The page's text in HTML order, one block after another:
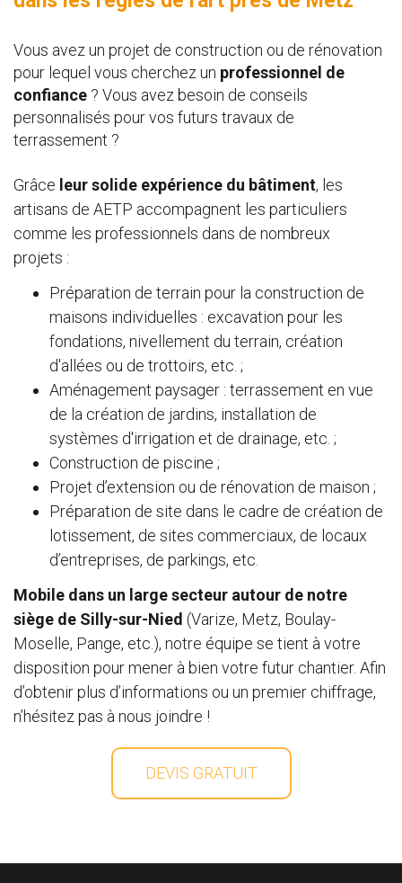
Vous avez un projet de construction ou de rénovation
pour lequel vous cherchez un professionnel de
confiance ? Vous avez besoin de conseils
personnalisés pour vos futurs travaux de
terrassement ?
Grâce leur solide expérience du bâtiment, les
artisans de AETP accompagnent les particuliers
comme les professionnels dans de nombreux
projets :
Préparation de terrain pour la construction de
maisons individuelles : excavation pour les
fondations, nivellement du terrain, création
d'allées ou de trottoirs, etc. ;
Aménagement paysager : terrassement en vue
de la création de jardins, installation de
systèmes d'irrigation et de drainage, etc. ;
Construction de piscine ;
Projet d’extension ou de rénovation de maison ;
Préparation de site dans le cadre de création de
lotissement, de sites commerciaux, de locaux
d’entreprises, de parkings, etc.
Mobile dans un large secteur autour de notre
siège de Silly-sur-Nied (Varize, Metz, Boulay-
Moselle, Pange, etc.), notre équipe se tient à votre
disposition pour mener à bien votre futur chantier. Afin
d’obtenir plus d’informations ou un premier chiffrage,
n’hésitez pas à nous joindre !
DEVIS GRATUIT